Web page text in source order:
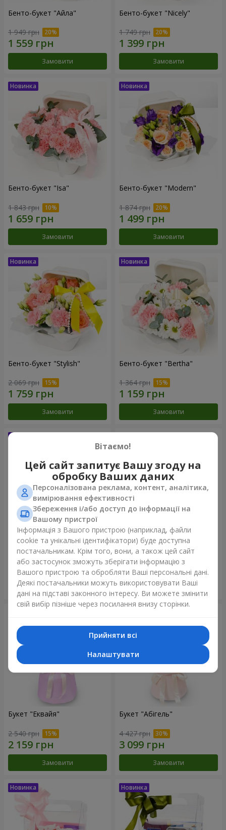
Бенто-букет "Айла"
1 949 грн
Замовити
Бенто-букет "Nicely"
1 749 грн
Замовити
Бенто-букет "Isa"
1 843 грн
Замовити
Бенто-букет "Modern"
1 874 грн
Замовити
Бенто-букет "Stylish"
2 069 грн
Замовити
Бенто-букет "Bertha"
1 364 грн
Замовити
Букет "Kamaliya"
3 145 грн
Замовити
Букет "Moon Dance"
2 513 грн
Замовити
Букет "Еквайя"
2 540 грн
Замовити
Букет "Абігель"
4 427 грн
Замовити
Вітаємо!
Цей сайт запитує Вашу згоду на
обробку Ваших даних
Персоналізована реклама, контент, аналітика,
вимірювання ефективності
Збереження і/або доступ до інформації на
Вашому пристрої
Інформація з Вашого пристрою (наприклад, файли
cookie та унікальні ідентифікатори) буде доступна
постачальникам. Крім того, вони, а також цей сайт
або застосунок зможуть зберігати інформацію з
Вашого пристрою та обробляти Ваші персональні дані.
Деякі постачальники можуть використовувати Ваші
дані на підставі законного інтересу. Ви можете змінити
свій вибір пізніше через посилання внизу сторінки.
Прийняти всі
Налаштувати